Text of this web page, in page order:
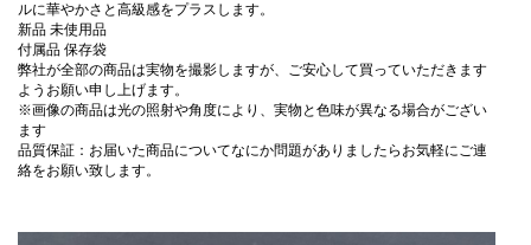
ルに華やかさと高級感をプラスします。
新品 未使用品
付属品 保存袋
弊社が全部の商品は実物を撮影しますが、ご安心して買っていただきます
ようお願い申し上げます。
※画像の商品は光の照射や角度により、実物と色味が異なる場合がござい
ます
品質保証：お届いた商品についてなにか問題がありましたらお気軽にご連
絡をお願い致します。